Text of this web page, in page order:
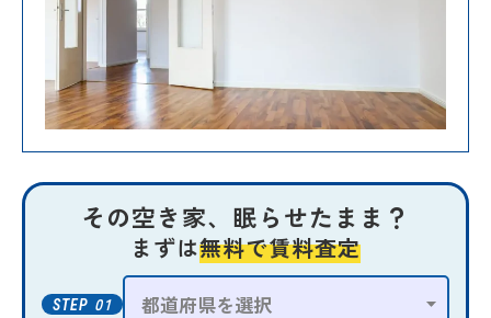
その空き家、眠らせたまま？
まずは無料で賃料査定
STEP 01